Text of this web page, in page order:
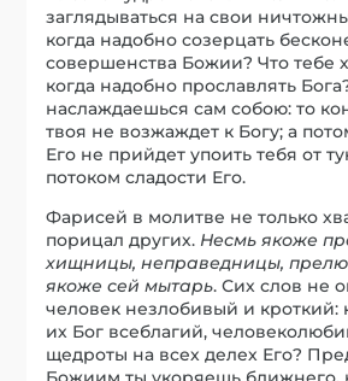
заглядываться на свои
когда надобно созерцать
совершенства Божии? Что тебе
когда надобно прославлять
наслаждаешься сам собою: то
твоя не возжаждет к Богу; а
Его не прийдет упоить тебя от
потоком сладости Его.
Фарисей в молитве не только
порицал других. Несмь якоже
хищницы, неправедницы,
якоже сей мытарь. Сих слов не
человек незлобивый и кроткий:
их Бог всеблагий,
щедроты на всех делех Его?